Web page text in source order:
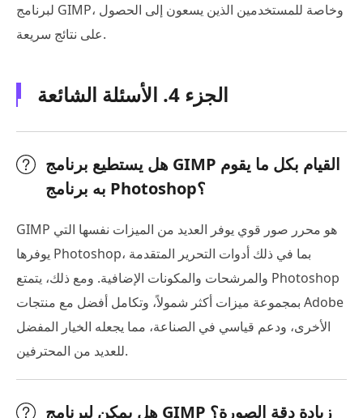
لبرنامج GIMP، وخاصة للمستخدمين الذين يسعون إلى الحصول
على نتائج سريعة.
الجزء 4. الأسئلة الشائعة
هل يستطيع برنامج GIMP القيام بكل ما يقوم
به برنامج Photoshop؟
GIMP هو محرر صور قوي يوفر العديد من الميزات نفسها التي
يوفرها Photoshop، بما في ذلك أدوات التحرير المتقدمة
والمرشحات والمكونات الإضافية. ومع ذلك، يتمتع Photoshop
بمجموعة ميزات أكثر شمولاً، وتكامل أفضل مع منتجات Adobe
الأخرى، ودعم قياسي في الصناعة، مما يجعله الخيار المفضل
للعديد من المحترفين.
هل يمكن لبرنامج GIMP زيادة دقة الصورة؟